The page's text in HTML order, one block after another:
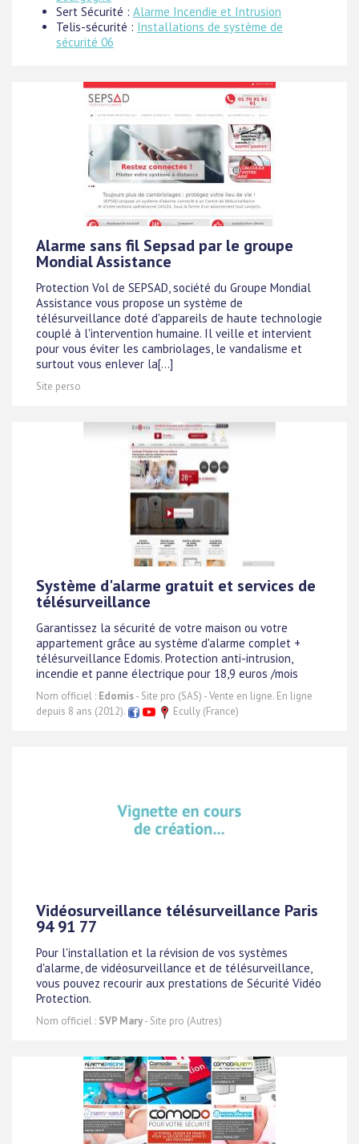
Sert Sécurité : Alarme Incendie et Intrusion
Telis-sécurité : Installations de système de
sécurité 06
Alarme sans fil Sepsad par le groupe
Mondial Assistance
Protection Vol de SEPSAD, société du Groupe Mondial
Assistance vous propose un système de
télésurveillance doté d'appareils de haute technologie
couplé à l'intervention humaine. Il veille et intervient
pour vous éviter les cambriolages, le vandalisme et
surtout vous enlever la[...]
Site perso
Système d'alarme gratuit et services de
télésurveillance
Garantissez la sécurité de votre maison ou votre
appartement grâce au système d'alarme complet +
télésurveillance Edomis. Protection anti-intrusion,
incendie et panne électrique pour 18,9 euros /mois
Nom officiel : Edomis- Site pro (SAS) - Vente en ligne. En ligne
depuis 8 ans (2012).
Ecully (France)
Vidéosurveillance télésurveillance Paris
94 91 77
Pour l'installation et la révision de vos systèmes
d'alarme, de vidéosurveillance et de télésurveillance,
vous pouvez recourir aux prestations de Sécurité Vidéo
Protection.
Nom officiel : SVP Mary- Site pro (Autres)